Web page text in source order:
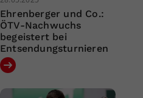
Ehrenberger und Co.:
ÖTV-Nachwuchs
begeistert bei
Entsendungsturnieren